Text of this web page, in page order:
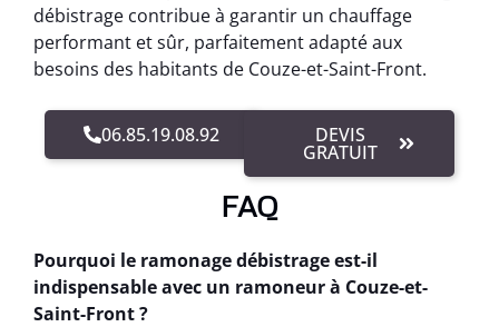
débistrage contribue à garantir un chauffage
performant et sûr, parfaitement adapté aux
besoins des habitants de Couze-et-Saint-Front.
06.85.19.08.92 DEVIS
GRATUIT
FAQ
Pourquoi le ramonage débistrage est-il
indispensable avec un ramoneur à Couze-et-
Saint-Front ?